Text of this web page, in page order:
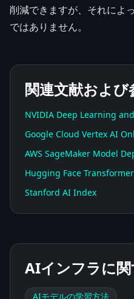
削減できますが、それによ
ではありません。
関連文献および
NVIDIA Deep Learning
Google Cloud Vertex AI
AWS SageMaker Model
Hugging Face
Stanford AI Index
AIインフラに
AIモデルの学習方法